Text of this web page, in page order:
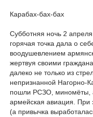
Карабах-бах-бах
Субботняя ночь 2
горячая точка дала о
воодушевлением
жертвуя своими
далеко не только из
непризнанной Нагорно-
пошли РСЗО, миномёты,
армейская авиация. При
(а привычка